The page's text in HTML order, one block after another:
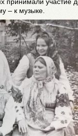
– к музыке.